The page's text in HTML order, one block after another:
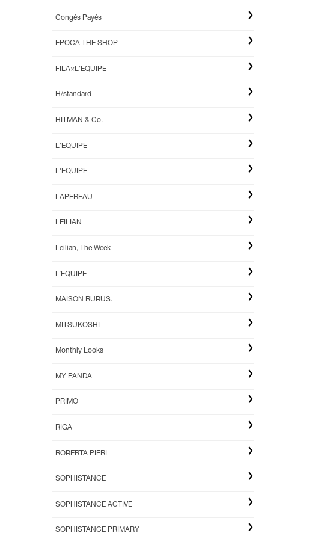
Congés Payés
EPOCA THE SHOP
FILA×L'EQUIPE
H/standard
HITMAN & Co.
L'EQUIPE
L'EQUIPE
LAPEREAU
LEILIAN
Leilian, The Week
L’EQUIPE
MAISON RUBUS.
MITSUKOSHI
Monthly Looks
MY PANDA
PRIMO
RIGA
ROBERTA PIERI
SOPHISTANCE
SOPHISTANCE ACTIVE
SOPHISTANCE PRIMARY